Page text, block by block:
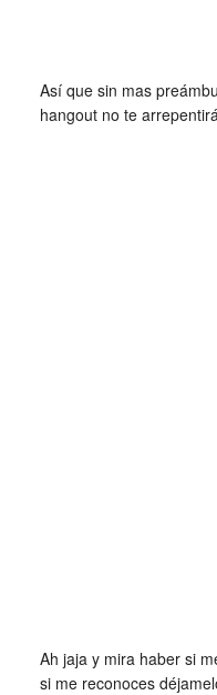
Así que sin mas
hangout no te
Ah jaja y mira haber si
si me reconoces